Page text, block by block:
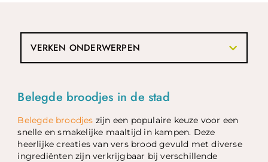
Belegde broodjes in de stad
Belegde broodjes zijn een populaire keuze voor een
snelle en smakelijke maaltijd in kampen. Deze
heerlijke creaties van vers brood gevuld met diverse
ingrediënten zijn verkrijgbaar bij verschillende
VERKEN ONDERWERPEN